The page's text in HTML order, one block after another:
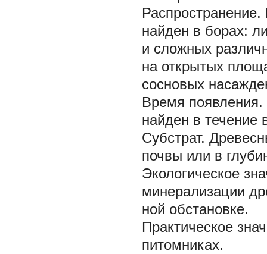
Распространение.
найден в борах:
и сложных
на открытых
сосновых
Время появления.
найден в течение
Субстрат.
почвы или в
Экологическое
минерализации
ной обстановке.
Практическое
питомниках.